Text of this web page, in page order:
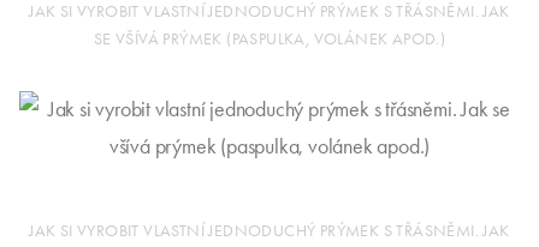
JAK SI VYROBIT VLASTNÍ JEDNODUCHÝ PRÝMEK S TŘÁSNĚMI. JAK
SE VŠÍVÁ PRÝMEK (PASPULKA, VOLÁNEK APOD.)
JAK SI VYROBIT VLASTNÍ JEDNODUCHÝ PRÝMEK S TŘÁSNĚMI. JAK